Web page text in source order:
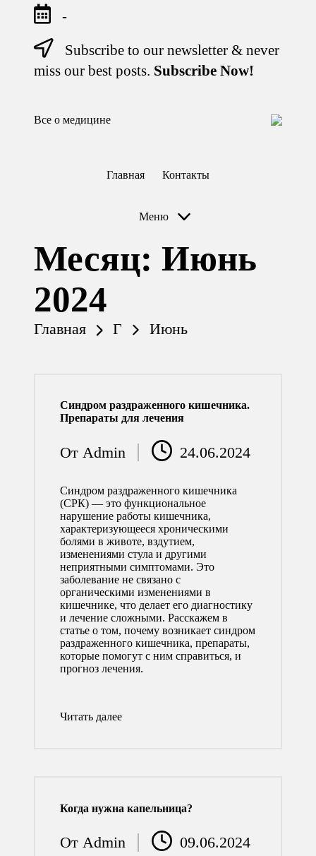
-
Subscribe to our newsletter & never
miss our best posts. Subscribe Now!
Все о медицине
Лечитесь
Главная Контакты
Меню
Месяц: Июнь
2024
Главная Г Июнь
Синдром раздраженного кишечника.
Препараты для лечения
от
От Admin 24.06.2024
Синдром раздраженного кишечника
(СРК) — это функциональное
нарушение работы кишечника,
характеризующееся хроническими
болями в животе, вздутием,
изменениями стула и другими
неприятными симптомами. Это
заболевание не связано с
органическими изменениями в
кишечнике, что делает его диагностику
и лечение сложными. Расскажем в
статье о том, почему возникает синдром
раздраженного кишечника, препараты,
которые помогут с ним справиться, и
прогноз лечения.
Читать далее
Когда нужна капельница?
От Admin 09.06.2024